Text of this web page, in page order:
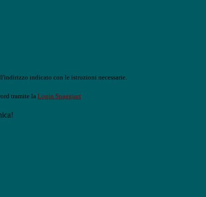
indicato con le istruzioni necessarie.
tramite la Login Spaggiari